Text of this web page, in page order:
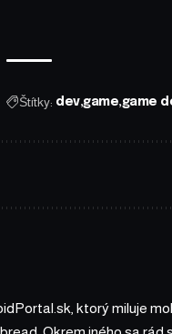
Štítky: dev game game
ktorý miluje